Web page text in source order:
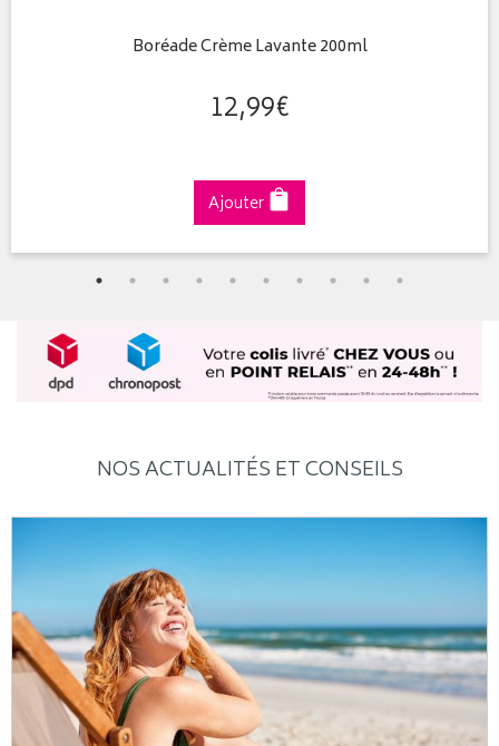
Boréade Crème Lavante 200ml
12,99€
Ajouter
NOS ACTUALITÉS ET CONSEILS